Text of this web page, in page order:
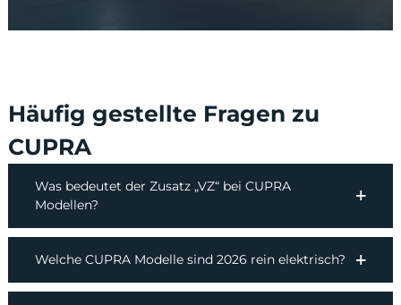
Häufig gestellte Fragen zu
CUPRA
Was bedeutet der Zusatz „VZ“ bei CUPRA
Modellen?
Welche CUPRA Modelle sind 2026 rein elektrisch?